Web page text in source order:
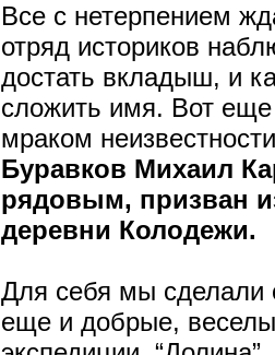
Все с нетерпением
отряд историков
достать вкладыш, и
сложить имя. Вот еще
мраком
Буравков Михаил
рядовым, призван
деревни Колодежи.
Для себя мы сделали
еще и добрые,